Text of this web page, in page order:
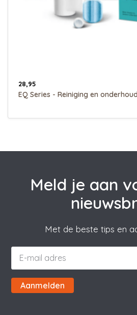
28,95
EQ Series - Reiniging en
Meld je aan
Met de beste tips en
Aanmelden